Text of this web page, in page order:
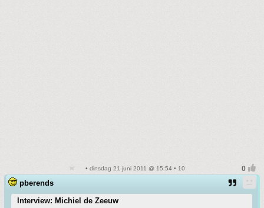
• dinsdag 21 juni 2011 @ 15:54 • 10
pberends
Interview: Michiel de Zeeuw